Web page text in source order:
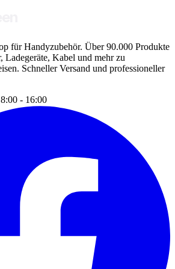
für Handyzubehör. Über 90.000 Produkte
Kabel und mehr zu
Schneller Versand und professioneller
- 16:00